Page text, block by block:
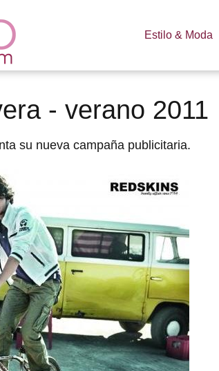
Estilo & Moda
- verano 2011
su nueva campaña publicitaria.